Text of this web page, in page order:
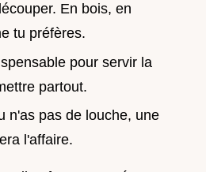
En bois, en
tu préfères.
pour servir la
partout.
n'as pas de louche, une
l'affaire.